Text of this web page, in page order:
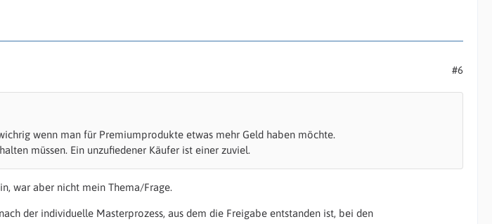
#6
wenn man für Premiumprodukte etwas mehr Geld haben möchte.
müssen. Ein unzufiedener Käufer ist einer zuviel.
war aber nicht mein Thema/Frage.
der individuelle Masterprozess, aus dem die Freigabe entstanden ist, bei den